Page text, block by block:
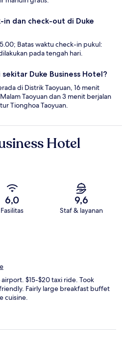
in dan check-out di Duke
Batas waktu check-in pukul:
pada tengah hari.
Duke Business Hotel?
di Distrik Taoyuan, 16 menit
Taoyuan dan 3 menit berjalan
Tionghoa Taoyuan.
Hotel
6,0
Fasilitas
9,6
Staf & layanan
$15-$20 taxi ride. Took
Fairly large breakfast buffet
cuisine.